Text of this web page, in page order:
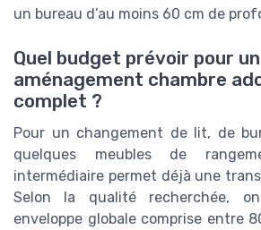
un bureau d’au moins 60 cm de
Quel budget prévoir pour un
aménagement chambre
complet ?
Pour un changement de lit, de
quelques meubles de
intermédiaire permet déjà une
Selon la qualité recherchée,
enveloppe globale comprise entre